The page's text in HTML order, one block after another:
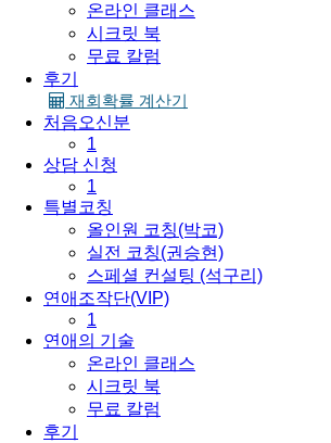
온라인 클래스
시크릿 북
무료 칼럼
후기
재회확률 계산기
처음오신분
1
상담 신청
1
특별코칭
올인원 코칭(박코)
실전 코칭(권승현)
스페셜 컨설팅 (석구리)
연애조작단(VIP)
1
연애의 기술
온라인 클래스
시크릿 북
무료 칼럼
후기